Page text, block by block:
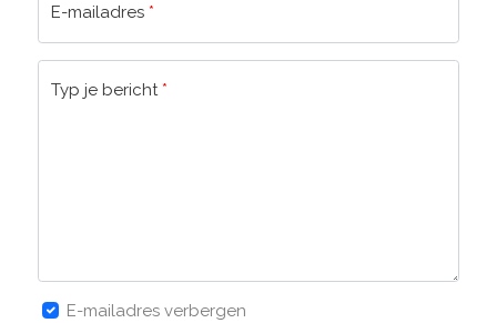
E-mailadres *
Typ je bericht *
E-mailadres verbergen